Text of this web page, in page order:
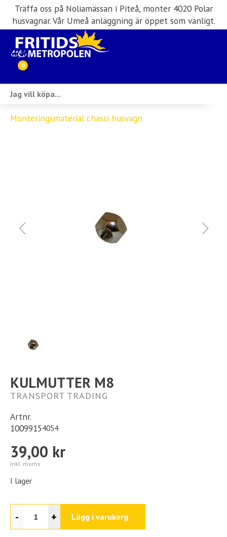
Träffa oss på Noliamässan i Piteå, monter 4020 Polar
husvagnar. Vår Umeå anläggning är öppet som vanligt.
0
Verkstad
Monteringsmaterial chassi husvagn
KULMUTTER M8
TRANSPORT TRADING
Artnr.
10099154054
39,00 kr
Inkl. moms
I lager
- + Lägg i varukorg